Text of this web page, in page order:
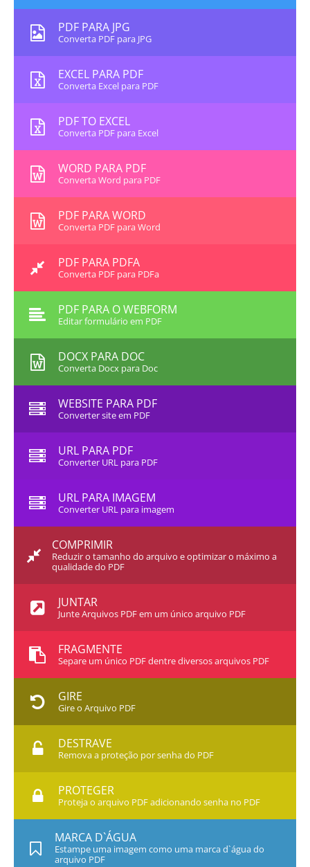
PDF PARA JPG
Converta PDF para JPG
EXCEL PARA PDF
Converta Excel para PDF
PDF TO EXCEL
Converta PDF para Excel
WORD PARA PDF
Converta Word para PDF
PDF PARA WORD
Converta PDF para Word
PDF PARA PDFA
Converta PDF para PDFa
PDF PARA O WEBFORM
Editar formulário em PDF
DOCX PARA DOC
Converta Docx para Doc
WEBSITE PARA PDF
Converter site em PDF
URL PARA PDF
Converter URL para PDF
URL PARA IMAGEM
Converter URL para imagem
COMPRIMIR
Reduzir o tamanho do arquivo e optimizar o máximo a
qualidade do PDF
JUNTAR
Junte Arquivos PDF em um único arquivo PDF
FRAGMENTE
Separe um único PDF dentre diversos arquivos PDF
GIRE
Gire o Arquivo PDF
DESTRAVE
Remova a proteção por senha do PDF
PROTEGER
Proteja o arquivo PDF adicionando senha no PDF
MARCA D`ÁGUA
Estampe uma imagem como uma marca d`água do
arquivo PDF